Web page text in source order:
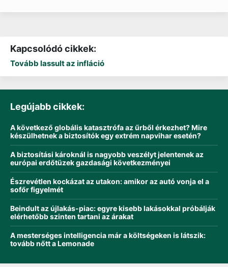
Kapcsolódó cikkek:
Tovább lassult az infláció
Legújabb cikkek:
A következő globális katasztrófa az űrből érkezhet? Mire
készülhetnek a biztosítók egy extrém napvihar esetén?
A biztosítási károknál is nagyobb veszélyt jelentenek az
európai erdőtüzek gazdasági következményei
Észrevétlen kockázat az utakon: amikor az autó vonja el a
sofőr figyelmét
Beindult az újlakás-piac: egyre kisebb lakásokkal próbálják
elérhetőbb szinten tartani az árakat
A mesterséges intelligencia már a költségeken is látszik:
tovább nőtt a Lemonade